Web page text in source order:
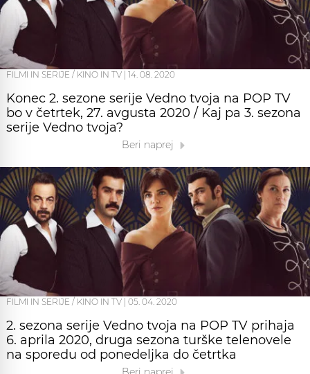
FILMI IN SERIJE / KINO IN TV 14. 08. 2020
Konec 2. sezone serije Vedno tvoja na POP TV
bo v četrtek, 27. avgusta 2020 / Kaj pa 3. sezona
serije Vedno tvoja?
Beri naprej
FILMI IN SERIJE / KINO IN TV 05. 04. 2020
2. sezona serije Vedno tvoja na POP TV prihaja
6. aprila 2020, druga sezona turške telenovele
na sporedu od ponedeljka do četrtka